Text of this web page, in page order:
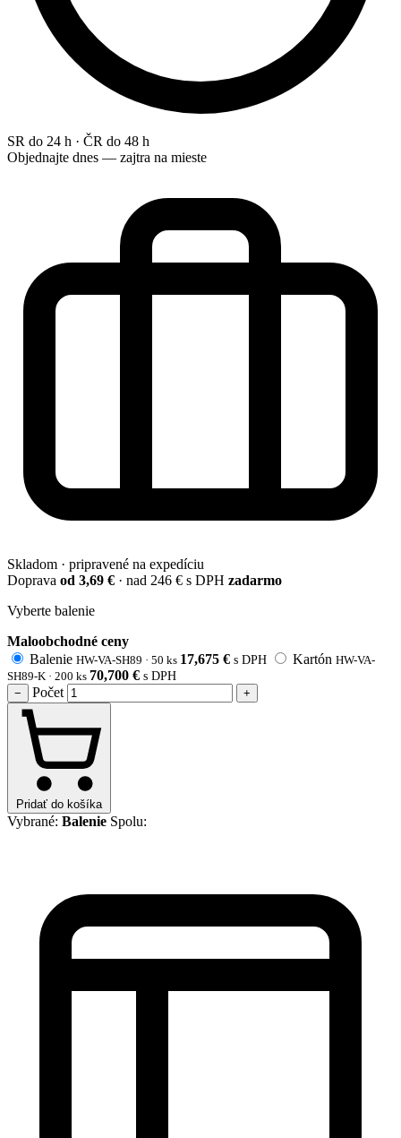
SR do 24 h · ČR do 48 h
Objednajte dnes — zajtra na mieste
Skladom · pripravené na expedíciu
Doprava od 3,69 € · nad 246 € s DPH zadarmo
Vyberte balenie
Maloobchodné ceny
Balenie HW-VA-SH89 · 50 ks 17,675 € s DPH Kartón HW-VA-
SH89-K · 200 ks 70,700 € s DPH
−
Počet +
Pridať do košíka
Vybrané: Balenie Spolu: